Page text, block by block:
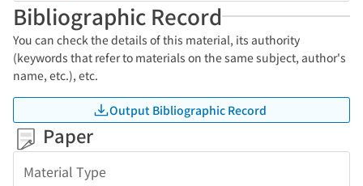
Bibliographic Record
You can check the details of this material, its authority
(keywords that refer to materials on the same subject, author's
name, etc.), etc.
Output Bibliographic Record
Paper
Material Type